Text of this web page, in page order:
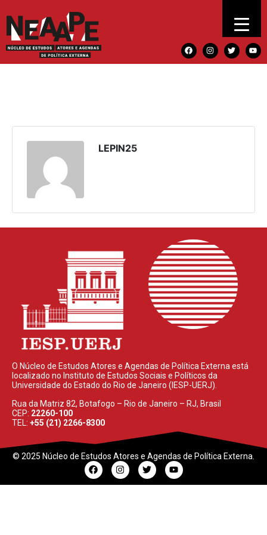
LEPIN25
O Núcleo de Estudos Atores e Agendas de Política Externa está
localizado no Instituto de Estudos Sociais e Políticos da
Universidade do Estado do Rio de Janeiro (IESP-UERJ).
Rua da Matriz 82, Botafogo – Rio de Janeiro – RJ, Brasil
CEP: 22260-100
TEL: +55 (21) 2266-8300
© 2025 Núcleo de Estudos Atores e Agendas de Política Externa.